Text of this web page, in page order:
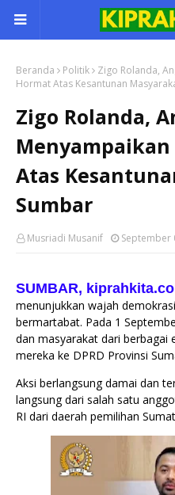
Beranda Politik
Zigo Rolanda,
Hormat Atas Kesantunan
Zigo Rolanda,
Menyampaikan
Atas
Sumbar
Musriadi Musanif September
SUMBAR,
menunjukkan wajah
bermartabat. Pada 1
dan masyarakat dari berbagai
mereka ke DPRD Provinsi
Aksi berlangsung damai dan
langsung dari salah satu
RI dari daerah pemilihan